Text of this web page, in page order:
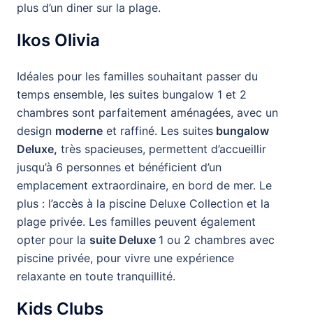
plus d’un diner sur la plage.
Ikos Olivia
Idéales pour les familles souhaitant passer du
temps ensemble, les suites bungalow 1 et 2
chambres sont parfaitement aménagées, avec un
design moderne et raffiné. Les suites bungalow
Deluxe, très spacieuses, permettent d’accueillir
jusqu’à 6 personnes et bénéficient d’un
emplacement extraordinaire, en bord de mer. Le
plus : l’accès à la piscine Deluxe Collection et la
plage privée. Les familles peuvent également
opter pour lasuite Deluxe 1 ou 2 chambres avec
piscine privée, pour vivre une expérience
relaxante en toute tranquillité.
Kids Clubs